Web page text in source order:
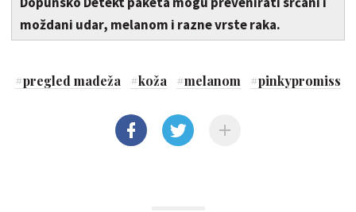
moždani udar, melanom i razne vrste raka.
#pregled madeža #koža #melanom #pinkypromiss